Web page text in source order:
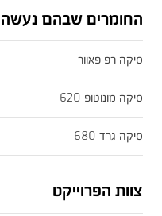
החומרים שבהם נעשה
סיקה רפ פאוור
סיקה מונוטופ 620
סיקה גרד 680
צוות הפרוייקט